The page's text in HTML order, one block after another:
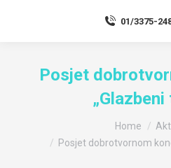
01/3375-
Posjet
Home
Posjet dobrotvornom